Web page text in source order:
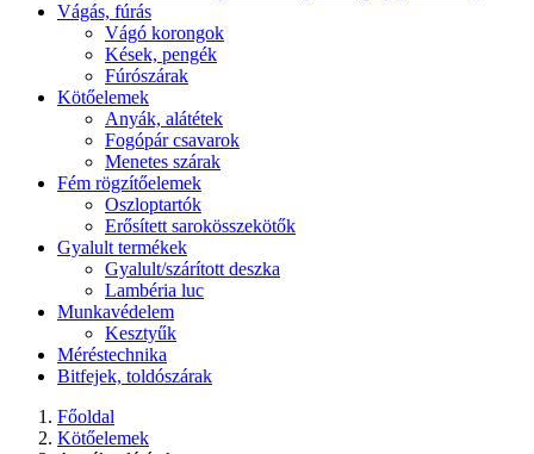
Vágás, fúrás
Vágó korongok
Kések, pengék
Fúrószárak
Kötőelemek
Anyák, alátétek
Fogópár csavarok
Menetes szárak
Fém rögzítőelemek
Oszloptartók
Erősített sarokösszekötők
Gyalult termékek
Gyalult/szárított deszka
Lambéria luc
Munkavédelem
Kesztyűk
Méréstechnika
Bitfejek, toldószárak
Főoldal
Kötőelemek